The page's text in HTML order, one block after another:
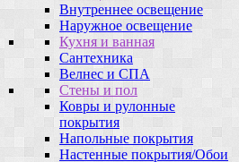
Внутреннее освещение
Наружное освещение
Кухня и ванная
Сантехника
Велнес и СПА
Стены и пол
Ковры и рулонные
покрытия
Напольные покрытия
Настенные покрытия/Обои